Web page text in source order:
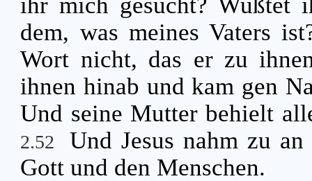
dem, was meines Vaters
Wort nicht, das er zu
ihnen hinab und kam gen
Und seine Mutter behielt
2.52
Und Jesus nahm zu
Gott und den Menschen.